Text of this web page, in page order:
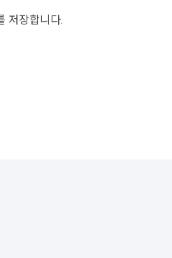
저장합니다.